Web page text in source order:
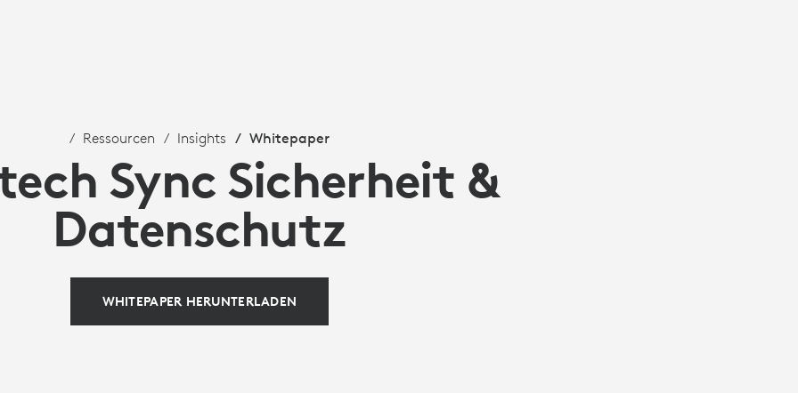
Ressourcen Insights Whitepaper
Sync Sicherheit &
Datenschutz
WHITEPAPER HERUNTERLADEN